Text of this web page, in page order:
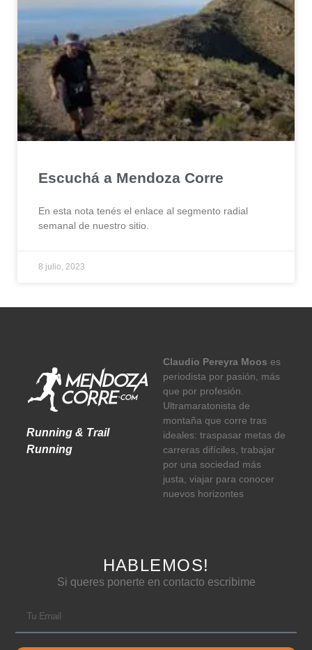
Escuchá a Mendoza Corre
En esta nota tenés el enlace al segmento radial
semanal de nuestro sitio.
8 julio, 2023
Running & Trail
Running
Claudio Pereyra Moos es
periodista por pasión, más
que por profesión.
Ultramaratonista de
montaña que corre tras
ideales: traspasar metas de
carreras difíciles, trabajar
por una sociedad más
justa, viajar para conocer
nuevos horizontes
HABLEMOS!
Si queres ponerte en contacto escribime